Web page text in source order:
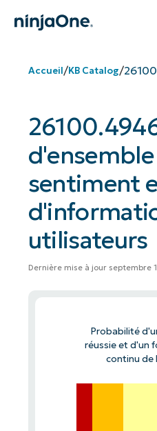
Accueil/KB Catalog/
d'ensemble
sentiment
utilisateurs
Dernière mise à jour septembre
Probabilité
réussie et d'un
continu de